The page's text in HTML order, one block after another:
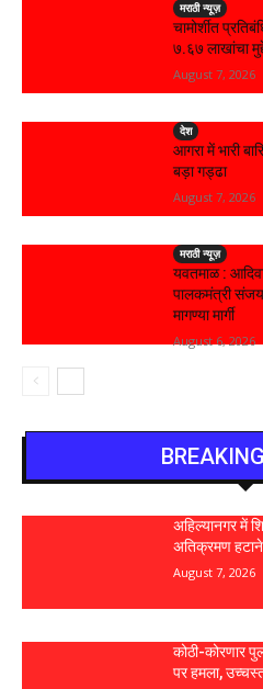
मराठी न्यूज़
चामोर्शीत
₹७.६७ लाखांचा
August 7, 2026
देश
आगरा में भारी
बड़ा गड्ढा
August 7, 2026
मराठी न्यूज़
यवतमाळ :
पालकमंत्री संजय
मागण्या मार्गी
August 6, 2026
अहिल्यानगर में
अतिक्रमण हटाने
August 7, 2026
कोठी-कोरणार
पर हमला,